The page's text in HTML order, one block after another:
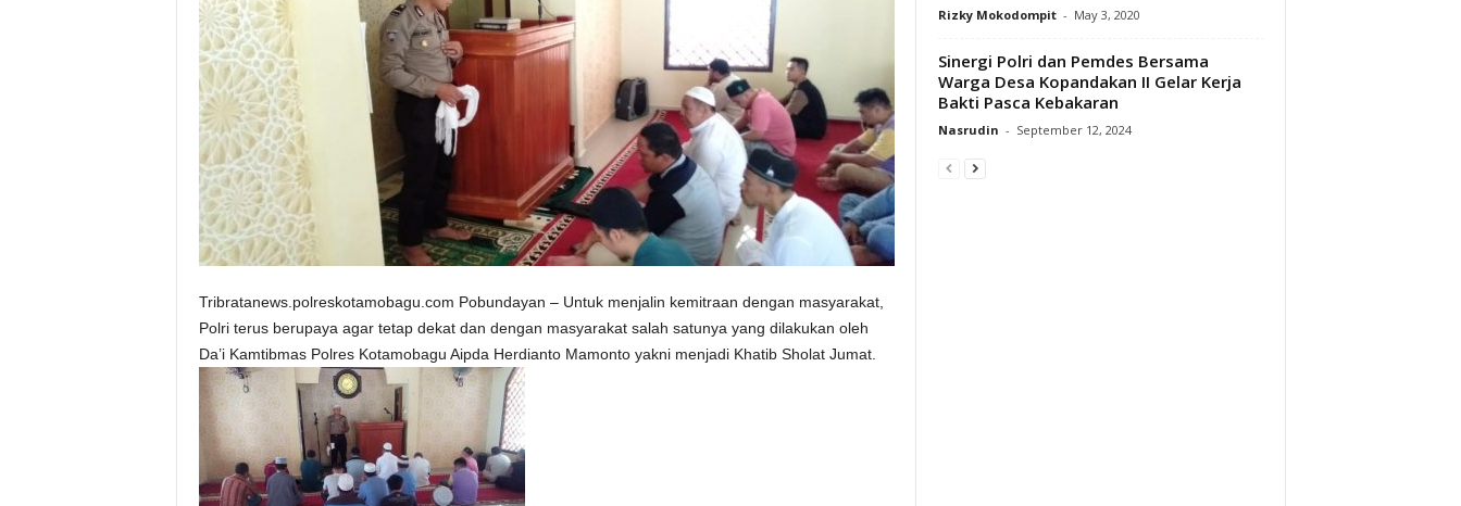
Tribratanews.polreskotamobagu.com Pobundayan – Untuk menjalin kemitraan dengan masyarakat,
Polri terus berupaya agar tetap dekat dan dengan masyarakat salah satunya yang dilakukan oleh
Da’i Kamtibmas Polres Kotamobagu Aipda Herdianto Mamonto yakni menjadi Khatib Sholat Jumat.
Rizky Mokodompit - May 3, 2020
Sinergi Polri dan Pemdes Bersama
Warga Desa Kopandakan II Gelar Kerja
Bakti Pasca Kebakaran
Nasrudin - September 12, 2024